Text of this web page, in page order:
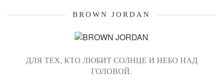
BROWN JORDAN
ДЛЯ ТЕХ, КТО ЛЮБИТ СОЛНЦЕ И НЕБО НАД
ГОЛОВОЙ.